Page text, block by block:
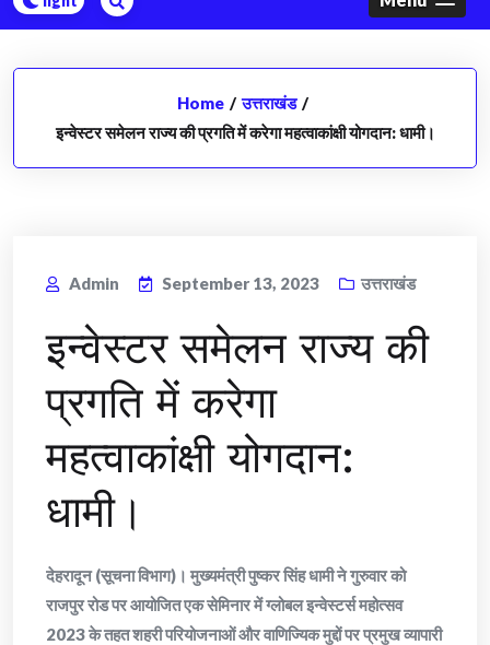
Home / उत्तराखंड /
इन्वेस्टर समेलन राज्य की प्रगति में करेगा महत्वाकांक्षी योगदान: धामी।
Admin September 13, 2023 उत्तराखंड
इन्वेस्टर समेलन राज्य की
प्रगति में करेगा
महत्वाकांक्षी योगदान:
धामी।
देहरादून (सूचना विभाग)। मुख्यमंत्री पुष्कर सिंह धामी ने गुरुवार को
राजपुर रोड पर आयोजित एक सेमिनार में ग्लोबल इन्वेस्टर्स महोत्सव
2023 के तहत शहरी परियोजनाओं और वाणिज्यिक मुद्दों पर प्रमुख व्यापारी